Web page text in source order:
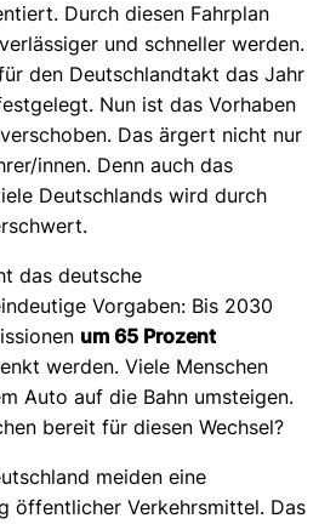
Durch diesen Fahrplan
und schneller werden.
den Deutschlandtakt das Jahr
Nun ist das Vorhaben
Das ärgert nicht nur
innen. Denn auch das
Deutschlands wird durch
das deutsche
Vorgaben: Bis 2030
um 65 Prozent
werden. Viele Menschen
Auto auf die Bahn umsteigen.
bereit für diesen Wechsel?
meiden eine
öffentlicher Verkehrsmittel. Das